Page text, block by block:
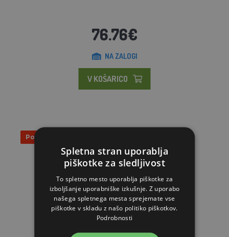
76.76€
NA ZALOGI
V KOŠARICO
Popust 9%
Spletna stran uporablja
piškotke za sledljivost
To spletno mesto uporablja piškotke za
izboljšanje uporabniške izkušnje. Z uporabo
našega spletnega mesta sprejemate vse
piškotke v skladu z našo politiko piškotkov.
Podrobnosti